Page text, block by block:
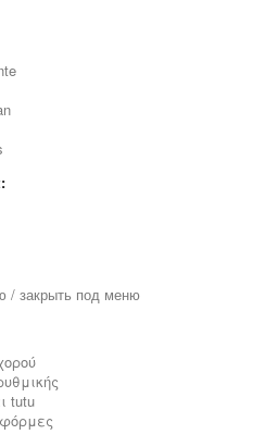
/ закрыть под меню
tutu